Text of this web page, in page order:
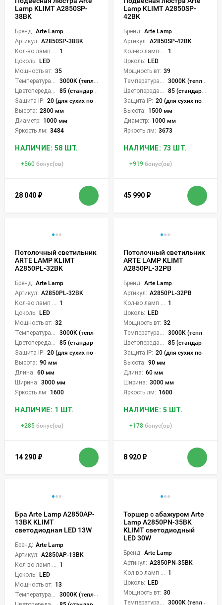
Lamp KLIMT A2850SP-
38BK
Бренд: Arte Lamp
Артикул: A2850SP-38BK
1
Цоколь: LED
Мощность вт: 35
3000K (теплый)
85 (стандартная)
Защита IP: 20 (для сухих пом.)
Высота: 2800 мм
Диаметр: 1000 мм
Яркость лм: 3484
НАЛИЧИЕ: 58 ШТ.
+560 бонус(ов)
28 040 ₽
Lamp KLIMT A2850SP-
42BK
Бренд: Arte Lamp
Артикул: A2850SP-42BK
1
Цоколь: LED
Мощность вт: 39
3000K (теплый)
85 (стандартная)
Защита IP: 20 (для сухих пом.)
Высота: 1500 мм
Диаметр: 1000 мм
Яркость лм: 3673
НАЛИЧИЕ: 73 ШТ.
+919 бонус(ов)
45 990 ₽
Потолочный светильник
ARTE LAMP KLIMT
A2850PL-32BK
Бренд: Arte Lamp
Артикул: A2850PL-32BK
1
Цоколь: LED
Мощность вт: 32
3000K (теплый)
85 (стандартная)
Защита IP: 20 (для сухих пом.)
Высота: 90 мм
Длина: 60 мм
Ширина: 3000 мм
Яркость лм: 1600
НАЛИЧИЕ: 1 ШТ.
+285 бонус(ов)
14 290 ₽
Потолочный светильник
ARTE LAMP KLIMT
A2850PL-32PB
Бренд: Arte Lamp
Артикул: A2850PL-32PB
1
Цоколь: LED
Мощность вт: 32
3000K (теплый)
85 (стандартная)
Защита IP: 20 (для сухих пом.)
Высота: 90 мм
Длина: 60 мм
Ширина: 3000 мм
Яркость лм: 1600
НАЛИЧИЕ: 5 ШТ.
+178 бонус(ов)
8 920 ₽
Бра Arte Lamp A2850AP-
13BK KLIMT
светодиодная LED 13W
Бренд: Arte Lamp
Артикул: A2850AP-13BK
1
Цоколь: LED
Мощность вт: 13
3000K (теплый)
Торшер с абажуром Arte
Lamp A2850PN-35BK
KLIMT светодиодный
LED 30W
Бренд: Arte Lamp
Артикул: A2850PN-35BK
1
Цоколь: LED
Мощность вт: 30
3000K (теплый)